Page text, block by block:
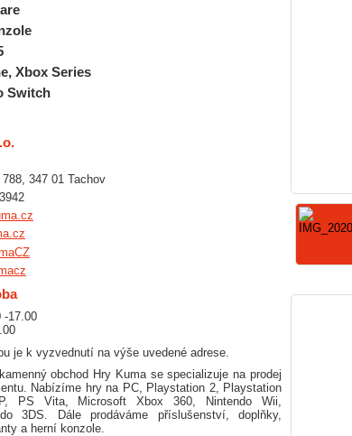
Xbox Series
Switch
347 01 Tachov
-17.00
je k vyzvednutí na výše uvedené adrese.
obchod Hry Kuma se specializuje na prodej
Nabízíme hry na PC, Playstation 2, Playstation
PS Vita, Microsoft Xbox 360, Nintendo Wii,
3DS. Dále prodáváme příslušenství, doplňky,
a herní konzole.